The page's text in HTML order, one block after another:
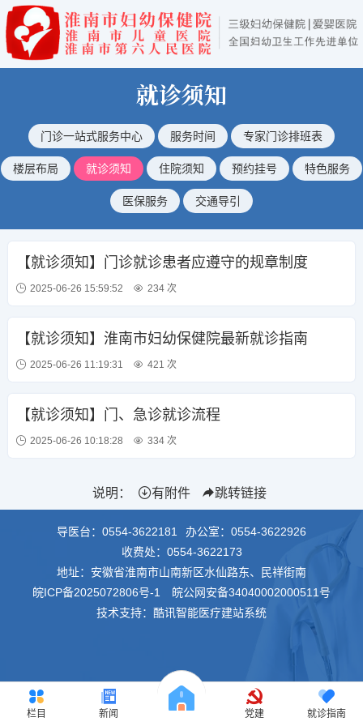
就诊须知
门诊一站式服务中心 服务时间 专家门诊排班表
楼层布局 就诊须知 住院须知 预约挂号 特色服务
医保服务 交通导引
【就诊须知】门诊就诊患者应遵守的规章制度
2025-06-26 15:59:52 234 次
【就诊须知】淮南市妇幼保健院最新就诊指南
2025-06-26 11:19:31 421 次
【就诊须知】门、急诊就诊流程
2025-06-26 10:18:28 334 次
说明： 有附件 跳转链接
栏目 新闻 党建 就诊指南
导医台： 0554-3622181 办公室： 0554-3622926
收费处： 0554-3622173
地址：安徽省淮南市山南新区水仙路东、民祥街南
皖ICP备2025072806号-1
皖公网安备34040002000511号
技术支持：酷讯智能医疗建站系统